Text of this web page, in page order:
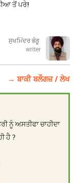
ਤੋਂ ਪਰੇ!
ਸੁਖਮਿੰਦਰ ਭੰਗੂ
writer
→ ਬਾਕੀ ਬਲੌਗਜ਼ / ਲੇਖ
ਨੂੰ ਅਸਤੀਫਾ ਚਾਹੀਦਾ
ਹੈ ?